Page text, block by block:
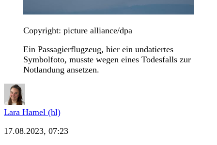
Copyright: picture alliance/dpa
Ein Passagierflugzeug, hier ein undatiertes
Symbolfoto, musste wegen eines Todesfalls zur
Notlandung ansetzen.
Lara Hamel (hl)
17.08.2023, 07:23